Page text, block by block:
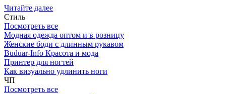
Читайте далее
Стиль
Посмотреть все
Модная одежда оптом и в розницу
Женские боди с длинным рукавом
Buduar-Info Красота и мода
Принтер для ногтей
Как визуально удлинить ноги
ЧП
Посмотреть все